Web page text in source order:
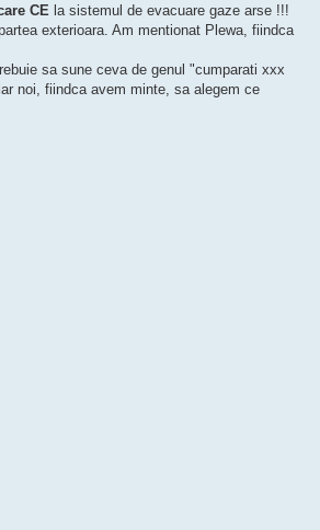
CE la sistemul de evacuare gaze arse !!!
exterioara. Am mentionat Plewa, fiindca
sa sune ceva de genul "cumparati xxx
noi, fiindca avem minte, sa alegem ce